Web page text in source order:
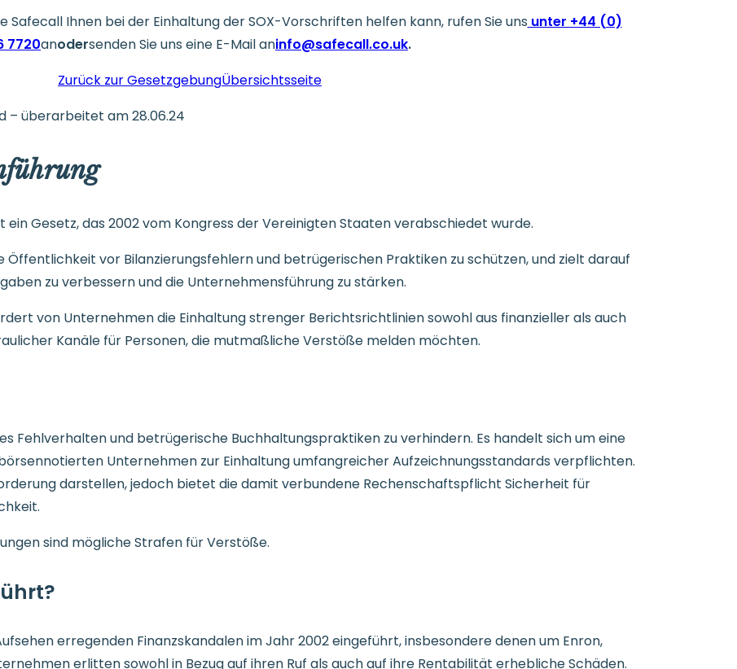
Safecall Ihnen bei der Einhaltung der SOX-Vorschriften helfen kann, rufen Sie uns unter +44 (0)
7720anodersenden Sie uns eine E-Mail aninfo@safecall.co.uk.
Zurück zur GesetzgebungÜbersichtsseite
– überarbeitet am 28.06.24
ein Gesetz, das 2002 vom Kongress der Vereinigten Staaten verabschiedet wurde.
Öffentlichkeit vor Bilanzierungsfehlern und betrügerischen Praktiken zu schützen, und zielt darauf
zu verbessern und die Unternehmensführung zu stärken.
von Unternehmen die Einhaltung strenger Berichtsrichtlinien sowohl aus finanzieller als auch
Kanäle für Personen, die mutmaßliche Verstöße melden möchten.
Fehlverhalten und betrügerische Buchhaltungspraktiken zu verhindern. Es handelt sich um eine
Unternehmen zur Einhaltung umfangreicher Aufzeichnungsstandards verpflichten.
darstellen, jedoch bietet die damit verbundene Rechenschaftspflicht Sicherheit für
sind mögliche Strafen für Verstöße.
erregenden Finanzskandalen im Jahr 2002 eingeführt, insbesondere denen um Enron,
erlitten sowohl in Bezug auf ihren Ruf als auch auf ihre Rentabilität erhebliche Schäden.